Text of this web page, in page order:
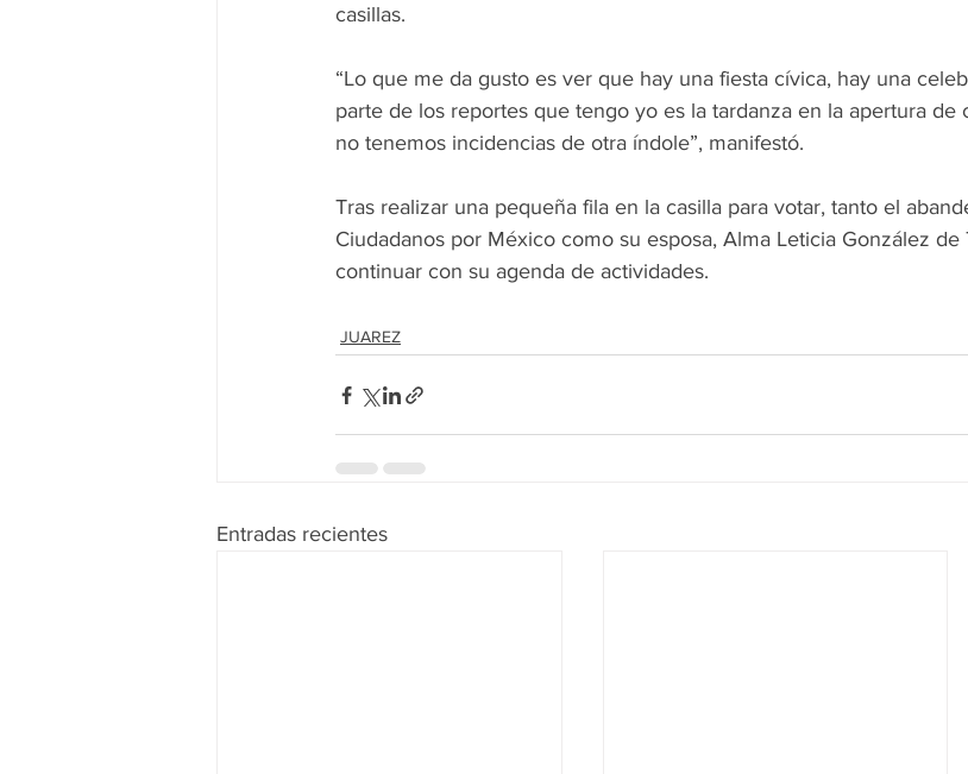
casillas.
“Lo que me da gusto es ver que hay una fiesta cívica, hay una
parte de los reportes que tengo yo es la tardanza en la apertura de
no tenemos incidencias de otra índole”, manifestó.
Tras realizar una pequeña fila en la casilla para votar, tanto el
Ciudadanos por México como su esposa, Alma Leticia González
continuar con su agenda de actividades.
JUAREZ
Entradas recientes